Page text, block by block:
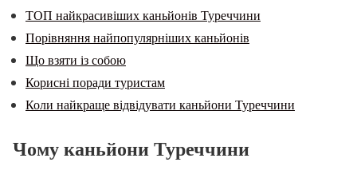
ТОП найкрасивіших каньйонів Туреччини
Порівняння найпопулярніших каньйонів
Що взяти із собою
Корисні поради туристам
Коли найкраще відвідувати каньйони Туреччини
Чому каньйони Туреччини